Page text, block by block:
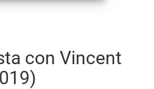
con Vincent